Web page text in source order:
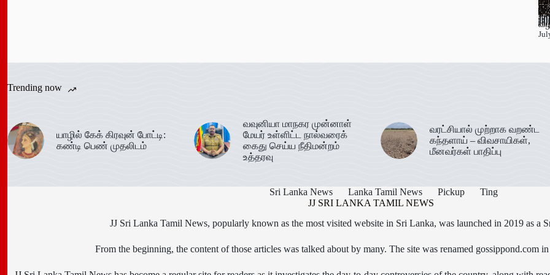
67
Trending now
யாழில் கேக் கிரவுன் போட்டி:
கண்டி பெண் முதலிடம்
வவுனியா மாநகர முன்னாள்
மேயர் உள்ளிட்ட நால்வரைக்
கைது செய்ய நீதிமன்றம்
உத்தரவு
வரட்சியால் முற்றாக வறண்ட
கந்தளாய் – விவசாயிகள்,
மீனவர்கள் பாதிப்பு
Sri Lanka News Lanka Tamil News Pickup
Ting
JJ SRI LANKA TAMIL NEWS
JJ Sri Lanka Tamil News, popularly known as the most visited website in Sri Lanka, was launched in 2019 as a
From the beginning, the content of those articles was talked about by many. The site was renamed gossippond.com